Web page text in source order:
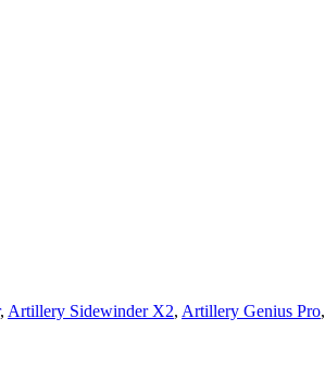
, Artillery Sidewinder X2, Artillery Genius Pro,